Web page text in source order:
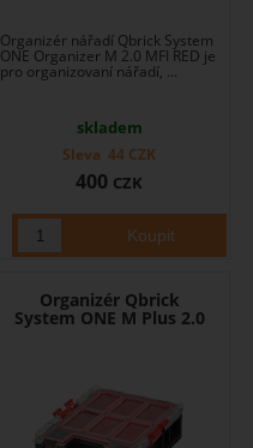
Organizér nářadí Qbrick System
ONE Organizer M 2.0 MFI RED je
pro organizovaní nářadí, ...
skladem
400 CZK
Sleva 44 CZK
Organizér Qbrick
System ONE M Plus 2.0